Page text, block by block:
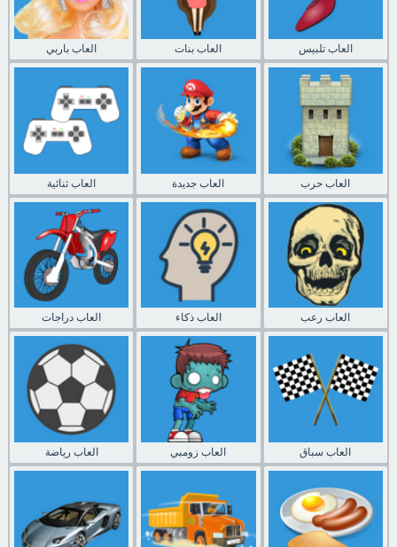
العاب باربي العاب بنات العاب تلبيس
العاب ثنائية العاب جديدة العاب حرب
العاب دراجات العاب ذكاء العاب رعب
العاب رياضة العاب زومبي العاب سباق